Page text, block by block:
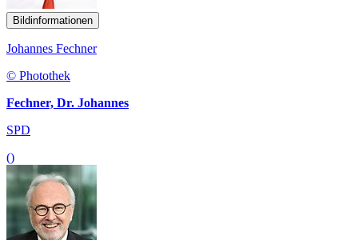
Bildinformationen
Johannes Fechner
© Photothek
Fechner, Dr. Johannes
SPD
()